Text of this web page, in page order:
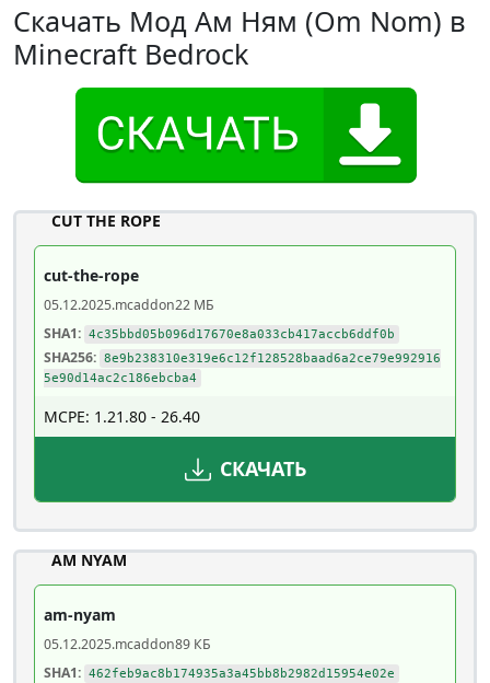
Скачать Мод Ам Ням (Om Nom) в
Minecraft Bedrock
CUT THE ROPE
cut-the-rope
05.12.2025.mcaddon22 МБ
SHA1: 4c35bbd05b096d17670e8a033cb417accb6ddf0b
SHA256: 8e9b238310e319e6c12f128528baad6a2ce79e992916
5e90d14ac2c186ebcba4
MCPE: 1.21.80 - 26.40
СКАЧАТЬ
AM NYAM
am-nyam
05.12.2025.mcaddon89 КБ
SHA1: 462feb9ac8b174935a3a45bb8b2982d15954e02e